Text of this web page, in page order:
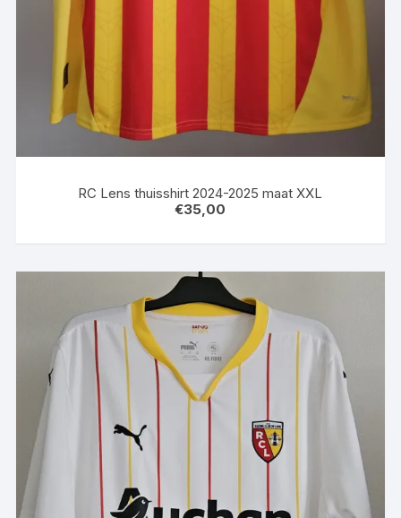
RC Lens thuisshirt 2024-2025 maat XXL
€35,00